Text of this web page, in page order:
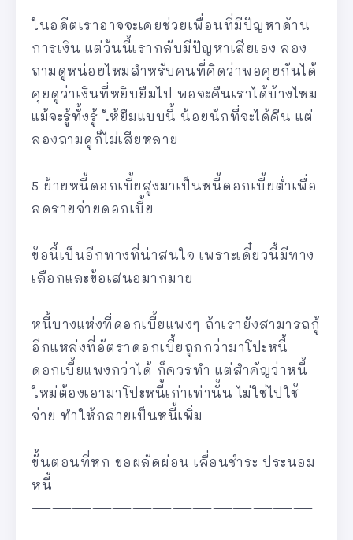
ในอดีตเราอาจจะเคยช่วยเพื่อนที่มีปัญหาด้าน
การเงิน แต่วันนี้เรากลับมีปัญหาเสียเอง ลอง
ถามดูหน่อยไหมสำหรับคนที่คิดว่าพอคุยกันได้
คุยดูว่าเงินที่หยิบยืมไป พอจะคืนเราได้บ้างไหม
แม้จะรู้ทั้งรู้ ให้ยืมแบบนี้ น้อยนักที่จะได้คืน แต่
ลองถามดูก็ไม่เสียหลาย
5 ย้ายหนี้ดอกเบี้ยสูงมาเป็นหนี้ดอกเบี้ยต่ำเพื่อ
ลดรายจ่ายดอกเบี้ย
ข้อนี้เป็นอีกทางที่น่าสนใจ เพราะเดี๋ยวนี้มีทาง
เลือกและข้อเสนอมากมาย
หนี้บางแห่งที่ดอกเบี้ยแพงๆ ถ้าเรายังสามารถกู้
อีกแหล่งที่อัตราดอกเบี้ยถูกกว่ามาโปะหนี้
ดอกเบี้ยแพงกว่าได้ ก็ควรทำ แต่สำคัญว่าหนี้
ใหม่ต้องเอามาโปะหนี้เก่าเท่านั้น ไม่ใช่ไปใช้
จ่าย ทำให้กลายเป็นหนี้เพิ่ม
ขั้นตอนที่หก ขอผลัดผ่อน เลื่อนชำระ ประนอม
หนี้
——————————————
—————–